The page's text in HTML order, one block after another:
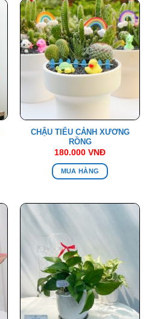
CHẬU TIỂU CẢNH XƯƠNG
RỒNG
180.000 VNĐ
MUA HÀNG